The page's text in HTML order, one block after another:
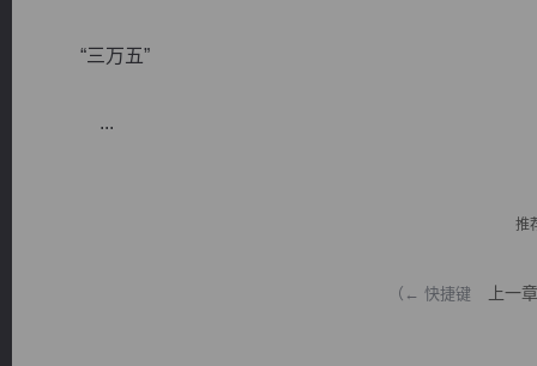
“三万五”
...
推
（← 快捷键 上一章